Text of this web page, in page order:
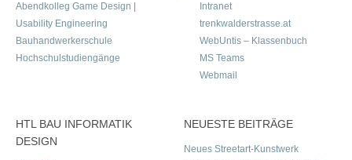
Abendkolleg Game Design |
Usability Engineering
Bauhandwerkerschule
Hochschulstudiengänge
Intranet
trenkwalderstrasse.at
WebUntis – Klassenbuch
MS Teams
Webmail
HTL BAU INFORMATIK
DESIGN
NEUESTE BEITRÄGE
Neues Streetart-Kunstwerk